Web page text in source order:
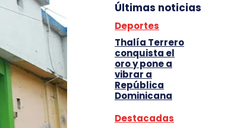
Últimas noticias
Deportes
Thalía Terrero
conquista el
oro y pone a
vibrar a
República
Dominicana
Destacadas